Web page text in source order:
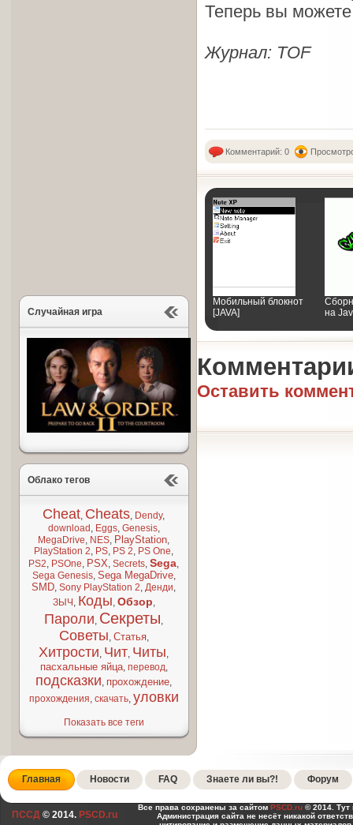
Случайная игра
Облако тегов
Cheat, Cheats, Dendy,
download , Eggs, Genesis,
MegaDrive, NES, PlayStation,
PlayStation 2, PS, PS 2, PS One,
PS2, PSOne, PSX,Secrets,Sega,
Sega Genesis, Sega MegaDrive,
SMD,Sony PlayStation 2,Денди,
ЗЫЧ , Коды, Обзор,
Пароли, Секреты,
Советы, Статья,
Хитрости, Чит, Читы,
пасхальные яйца, перевод,
подсказки, прохождение,
прохождения, скачать, уловки
Показать все теги
Теперь вы
Журнал: TOF
Комментарий: 0
Мобильный блокнот
[JAVA]
на
Оставить
Главная Новости FAQ Знаете ли вы?! Форум
ПССД © 2014. PSCD.ru
Все права сохранены за сайтом PSCD.ru © 2014. Тут
Администрация сайта не несёт никакой